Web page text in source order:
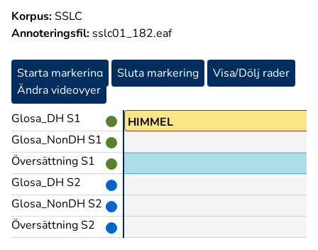
Korpus:SSLC
Annoteringsfil: sslc01_182.eaf
Starta markering Sluta markering
Visa/Dölj rader
Ändra videovyer
Glosa_DH S1
Glosa_NonDH S1
Översättning S1
Glosa_DH S2
Glosa_NonDH S2
Översättning S2
HIMMEL